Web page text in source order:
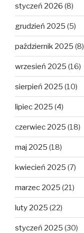
styczeń 2026 (8)
grudzień 2025 (5)
październik 2025 (8)
wrzesień 2025 (16)
sierpień 2025 (10)
lipiec 2025 (4)
czerwiec 2025 (18)
maj 2025 (18)
kwiecień 2025 (7)
marzec 2025 (21)
luty 2025 (22)
styczeń 2025 (30)